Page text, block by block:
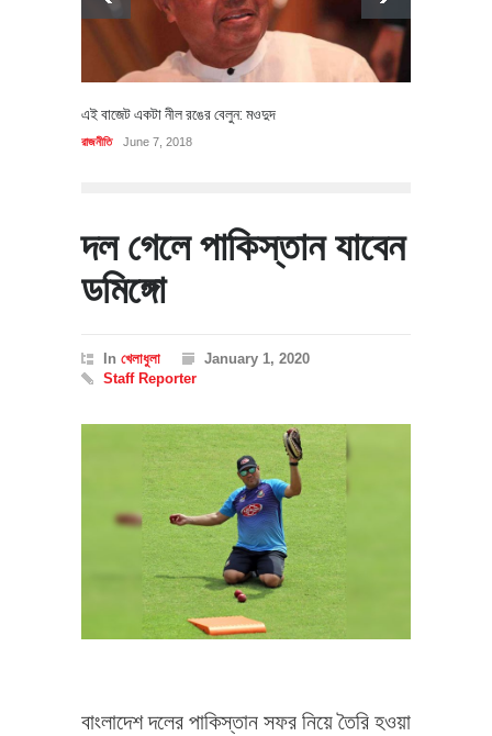
এই বাজেট একটা নীল রঙের বেলুন: মওদুদ
রাজনীতি June 7, 2018
দল গেলে পাকিস্তান যাবেন
ডমিঙ্গো
In খেলাধুলা
January 1, 2020
Staff Reporter
বাংলাদেশ দলের পাকিস্তান সফর নিয়ে তৈরি হওয়া